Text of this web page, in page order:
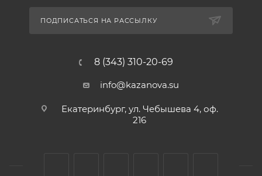
ПОДПИСАТЬСЯ НА РАССЫЛКУ
8 (343) 310-20-69
info@kazanova.su
Екатеринбург, ул. Чебышева 4, оф.
216